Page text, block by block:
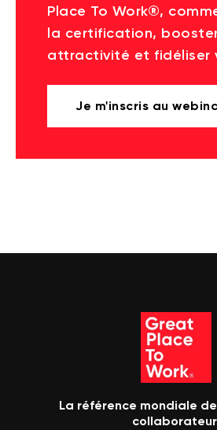
Place To Work®,
la certification,
attractivité et fidéliser
Je m'inscris au
La référence mondiale